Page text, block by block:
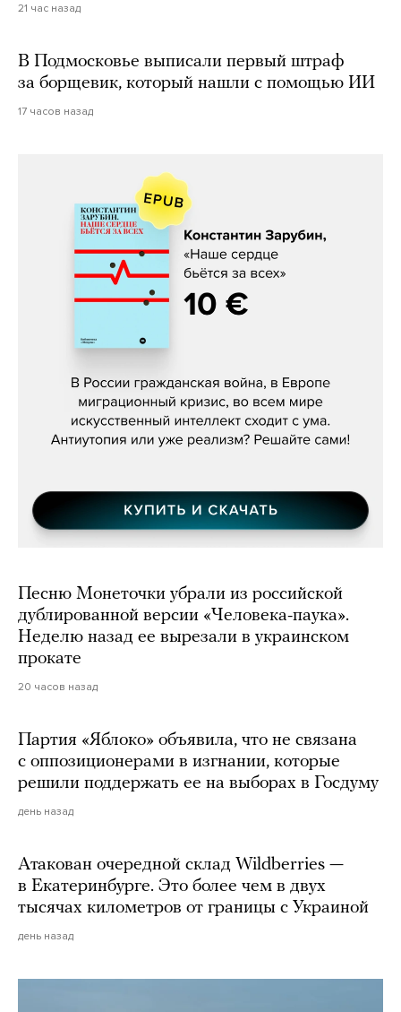
21 час назад
В Подмосковье выписали первый штраф
за борщевик, который нашли с помощью ИИ
17 часов назад
Константин Зарубин, «Наше сердце
Песню Монеточки убрали из российской
дублированной версии «Человека-паука».
Неделю назад ее вырезали в украинском
прокате
20 часов назад
Партия «Яблоко» объявила, что не связана
с оппозиционерами в изгнании, которые
решили поддержать ее на выборах в Госдуму
день назад
Атакован очередной склад Wildberries —
в Екатеринбурге. Это более чем в двух
тысячах километров от границы с Украиной
день назад